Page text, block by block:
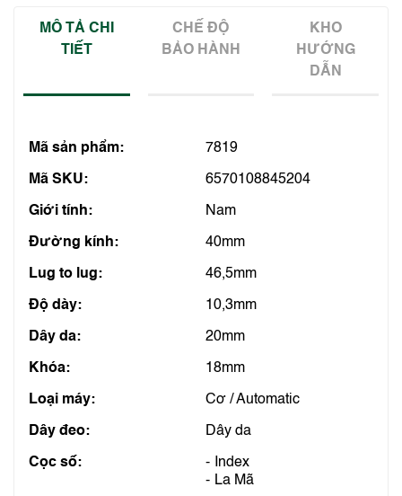
MÔ TẢ CHI
TIẾT
CHẾ ĐỘ
BẢO HÀNH
KHO
HƯỚNG
DẪN
Mã sản phẩm: 7819
Mã SKU: 6570108845204
Giới tính: Nam
Đường kính: 40mm
Lug to lug: 46,5mm
Độ dày: 10,3mm
Dây da: 20mm
Khóa: 18mm
Loại máy: Cơ / Automatic
Dây đeo: Dây da
Cọc số:
Index
La Mã